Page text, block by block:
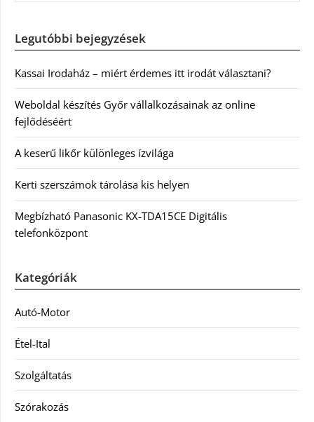
Legutóbbi bejegyzések
Kassai Irodaház – miért érdemes itt irodát választani?
Weboldal készítés Győr vállalkozásainak az online
fejlődéséért
A keserű likőr különleges ízvilága
Kerti szerszámok tárolása kis helyen
Megbízható Panasonic KX-TDA15CE Digitális
telefonközpont
Kategóriák
Autó-Motor
Étel-Ital
Szolgáltatás
Szórakozás